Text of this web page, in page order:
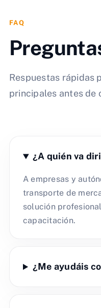
FAQ
Respuestas rápidas
principales antes de
¿A quién va
A empresas y
transporte de
solución
capacitación.
¿Me ayudáis